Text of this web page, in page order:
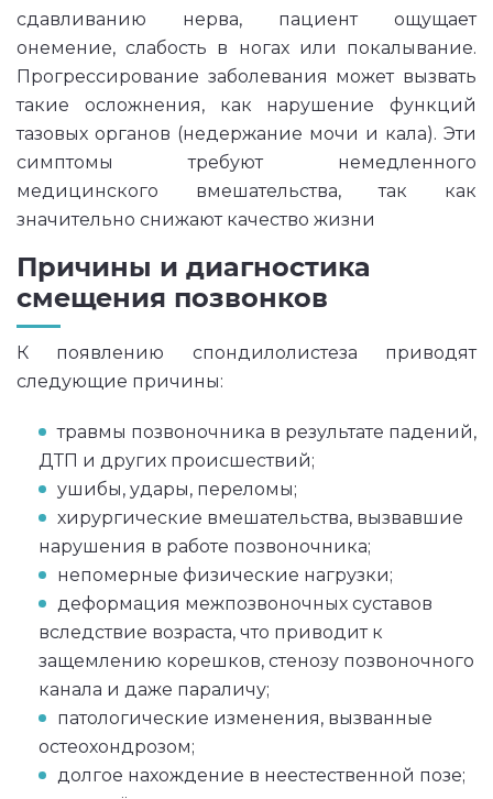
сдавливанию нерва, пациент ощущает
онемение, слабость в ногах или покалывание.
Прогрессирование заболевания может вызвать
такие осложнения, как нарушение функций
тазовых органов (недержание мочи и кала). Эти
симптомы требуют немедленного
медицинского вмешательства, так как
значительно снижают качество жизни
Причины и диагностика
смещения позвонков
К появлению спондилолистеза приводят
следующие причины:
травмы позвоночника в результате падений,
ДТП и других происшествий;
ушибы, удары, переломы;
хирургические вмешательства, вызвавшие
нарушения в работе позвоночника;
непомерные физические нагрузки;
деформация межпозвоночных суставов
вследствие возраста, что приводит к
защемлению корешков, стенозу позвоночного
канала и даже параличу;
патологические изменения, вызванные
остеохондрозом;
долгое нахождение в неестественной позе;